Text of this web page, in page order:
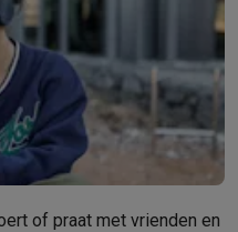
of praat met vrienden en